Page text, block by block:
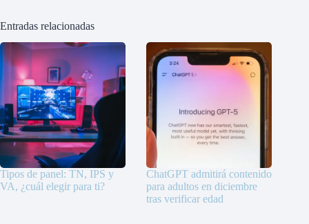
Entradas relacionadas
Tipos de panel: TN, IPS y
VA, ¿cuál elegir para ti?
ChatGPT admitirá contenido
para adultos en diciembre
tras verificar edad